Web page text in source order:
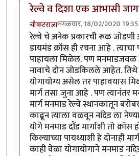
रेल्वे व दिशा एक आभासी
चौकटराजामंगळवार, 18/02/2020 19:35
रेल्वे चे अनेक प्रकारची रूळ
डायमंड क्रॉस ही रचना आहे .
पाहायला मिळेल. पण
नावाचे दोन जोडकिलले आहेत.
योगायोग्य असेल तर पाहावयास
मार्ग तसा जुना आहे . पण त्यानंतर
मार्ग मनमाड रेल्वे स्थानकातून
काढून त्याला वळवून नांदेड ला
योगे मनमाड दौंड मार्गाशी तो
किल्याच्या पायथ्याशी हे दोनाही
काही वेळा योगायोगाने मनमाड